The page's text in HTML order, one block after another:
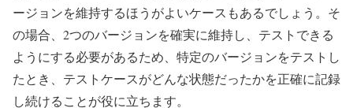
ージョンを維持するほうがよいケースもあるでしょう。そ
の場合、2つのバージョンを確実に維持し、テストできる
ようにする必要があるため、特定のバージョンをテストし
たとき、テストケースがどんな状態だったかを正確に記録
し続けることが役に立ちます。